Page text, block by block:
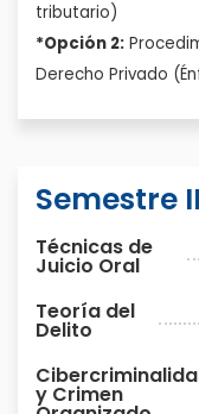
tributario)
*Opción 2:
Derecho Privado
Semestre
Técnicas de
Juicio Oral
Teoría del
Delito
y Crimen